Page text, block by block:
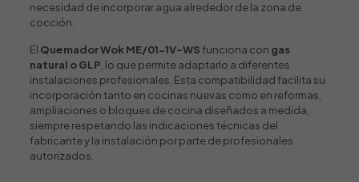
necesidad de incorporar agua alrededor de la zona de
cocción.
El Quemador Wok ME/01-1V-WSfunciona con gas
natural o GLP , lo que permite adaptarlo a diferentes
instalaciones profesionales. Esta compatibilidad facilita su
incorporación tanto en cocinas nuevas como en reformas,
ampliaciones o bloques de cocina diseñados a medida,
siempre respetando las indicaciones técnicas del
fabricante y la instalación por parte de profesionales
autorizados.